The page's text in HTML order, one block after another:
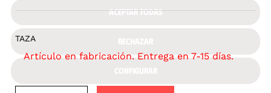
TAZA
Artículo en fabricación. Entrega en 7-15 días.
ACEPTAR TODAS